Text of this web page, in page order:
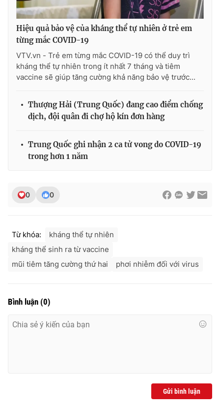
Hiệu quả bảo vệ của kháng thể tự nhiên ở trẻ em
từng mắc COVID-19
VTV.vn - Trẻ em từng mắc COVID-19 có thể duy trì
kháng thể tự nhiên trong ít nhất 7 tháng và tiêm
vaccine sẽ giúp tăng cường khả năng bảo vệ trước...
Thượng Hải (Trung Quốc) đang cao điểm chống
dịch, đội quân đi chợ hộ kín đơn hàng
Trung Quốc ghi nhận 2 ca tử vong do COVID-19
trong hơn 1 năm
0 0
Từ khóa:
kháng thể tự nhiên
kháng thể sinh ra từ vaccine
mũi tiêm tăng cường thứ hai
phơi nhiễm đối với virus
Bình luận (0)
Gửi bình luận